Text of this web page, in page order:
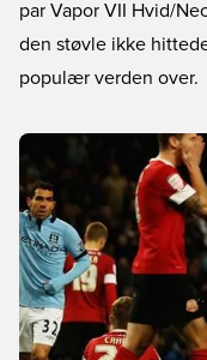
par Vapor VII Hvid/
den støvle ikke
populær verden over.